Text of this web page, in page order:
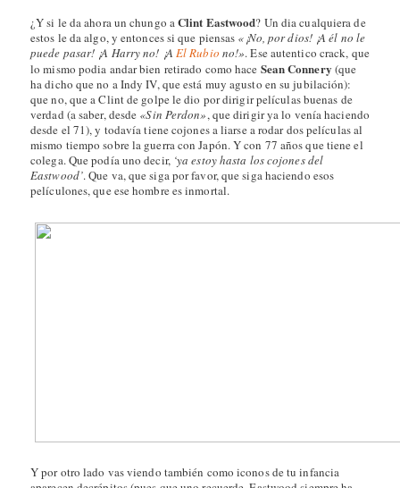
¿Y si le da ahora un chungo aClint Eastwood? Un dia cualquiera de
estos le da algo, y entonces si que piensas «¡No, por dios! ¡A él no le
puede pasar! ¡A Harry no! ¡A El Rubio no!». Ese autentico crack, que
lo mismo podia andar bien retirado como hace Sean Connery (que
ha dicho que no a Indy IV, que está muy agusto en su jubilación):
que no, que a Clint de golpe le dio por dirigir películas buenas de
verdad (a saber, desde «Sin Perdon», que dirigir ya lo venía haciendo
desde el 71), y todavía tiene cojones a liarse a rodar dos películas al
mismo tiempo sobre la guerra con Japón. Y con 77 años que tiene el
colega. Que podía uno decir, ‘ya estoy hasta los cojones del
Eastwood’. Que va, que siga por favor, que siga haciendo esos
películones, que ese hombre es inmortal.
Y por otro lado vas viendo también como iconos de tu infancia